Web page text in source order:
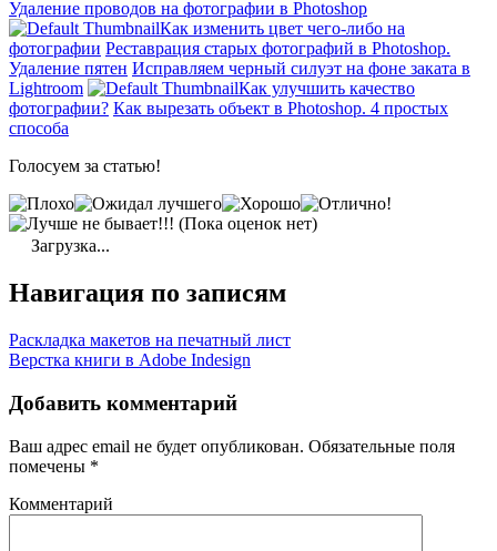
Удаление проводов на фотографии в Photoshop
Как изменить цвет чего-либо на
фотографии Реставрация старых фотографий в Photoshop.
Удаление пятен Исправляем черный силуэт на фоне заката в
Lightroom
Как улучшить качество
фотографии? Как вырезать объект в Photoshop. 4 простых
способа
Голосуем за статью!
(Пока оценок нет)
Загрузка...
Навигация по записям
Раскладка макетов на печатный лист
Верстка книги в Adobe Indesign
Добавить комментарий
Ваш адрес email не будет опубликован. Обязательные поля
помечены *
Комментарий